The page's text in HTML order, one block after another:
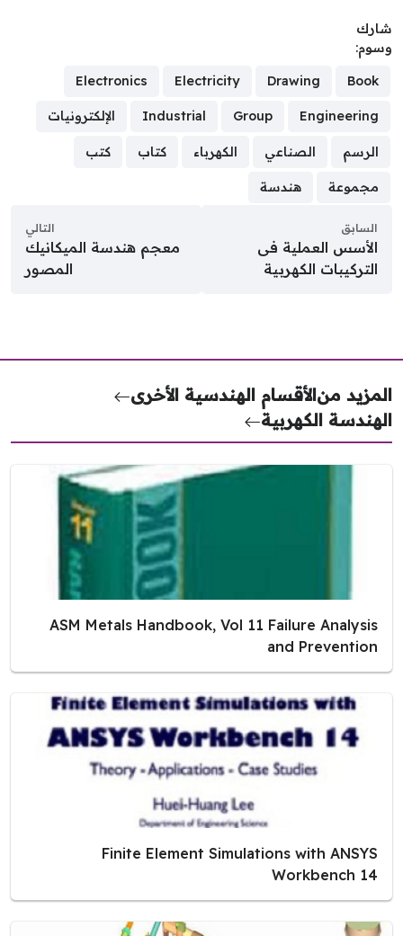
Book
Drawing
Electricity
Electronics
Engineering
Group
Industrial الإلكترونيات
الرسم الصناعي الكهرباء كتاب كتب
مجموعة هندسة
السابق
الأسس العملية فى
التركيبات الكهربية
التالي
معجم هندسة الميكانيك
المصور
منالأقسام الهندسية الأخرى
الكهربية
ASM Metals Handbook, Vol 11 Failure Analysis
and Prevention
Finite Element Simulations with ANSYS
Workbench 14